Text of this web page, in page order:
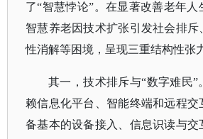
了“智慧悖论”。在显著改善老年人
智慧养老因技术扩张引发社会排斥
性消解等困境，呈现三重结构性张
其一，技术排斥与“数字难民”
赖信息化平台、智能终端和远程交
备基本的设备接入、信息识读与交